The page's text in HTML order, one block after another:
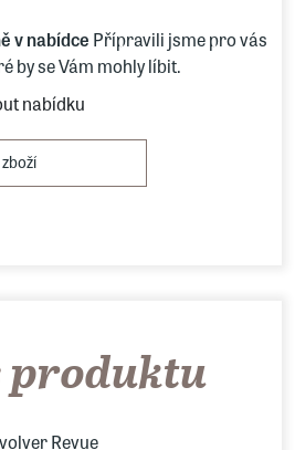
v nabídce Přípravili jsme pro vás
by se Vám mohly líbit.
nabídku
produktu
Revue